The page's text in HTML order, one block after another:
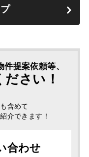
提案依頼等、
さい！
含めて
介できます！
合わせ